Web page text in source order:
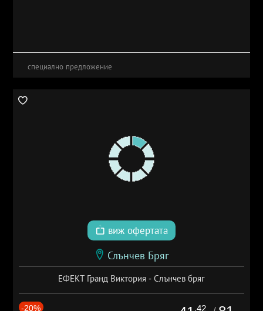
специално предложение
виж офертата
Слънчев Бряг
ЕФЕКТ Гранд Виктория - Слънчев бряг
-20% .42